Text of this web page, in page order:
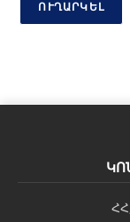
ՈՒՂԱՐԿԵԼ